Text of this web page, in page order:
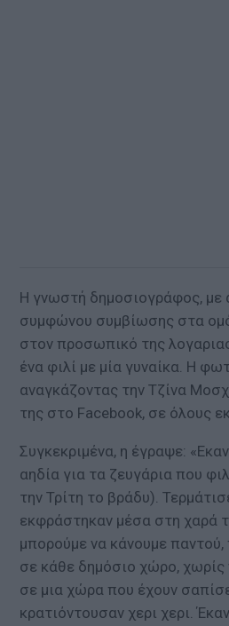
Η γνωστή δημοσιογράφος, με
συμφώνου συμβίωσης στα
στον προσωπικό της
ένα φιλί με μία γυναίκα. Η
αναγκάζοντας την Τζίνα
της στο Facebook, σε όλους
Συγκεκριμένα, η έγραψε:
αηδία για τα ζευγάρια που
την Τρίτη το βράδυ).
εκφράστηκαν μέσα στη χαρά
μπορούμε να κάνουμε
σε κάθε δημόσιο χώρο, χωρίς
σε μια χώρα που έχουν
κρατιόντουσαν χερι χερι.